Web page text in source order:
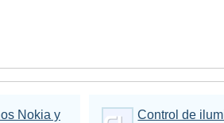
Nokia y
Control de